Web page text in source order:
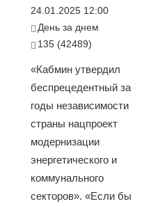
24.01.2025 12:00
День за днем
135 (42489)
«Кабмин утвердил
беспрецедентный за
годы независимости
страны нацпроект
модернизации
энергетического и
коммунального
секторов». «Если бы